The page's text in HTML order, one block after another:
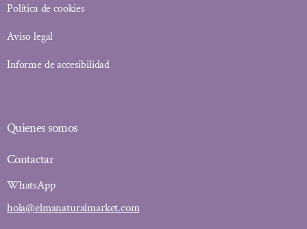
Política de cookies
Aviso legal
Informe de accesibilidad
Quienes somos
Contactar
WhatsApp
hola@elmanaturalmarket.com